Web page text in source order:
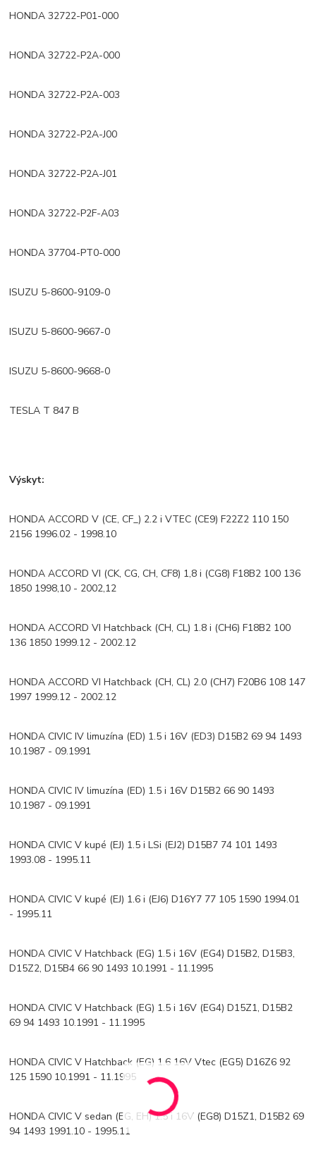
HONDA 32722-P01-000
HONDA 32722-P2A-000
HONDA 32722-P2A-003
HONDA 32722-P2A-J00
HONDA 32722-P2A-J01
HONDA 32722-P2F-A03
HONDA 37704-PT0-000
ISUZU 5-8600-9109-0
ISUZU 5-8600-9667-0
ISUZU 5-8600-9668-0
TESLA T 847 B
Výskyt:
HONDA ACCORD V (CE, CF_) 2.2 i VTEC (CE9) F22Z2 110 150
2156 1996.02 - 1998.10
HONDA ACCORD VI (CK, CG, CH, CF8) 1,8 i (CG8) F18B2 100 136
1850 1998,10 - 2002,12
HONDA ACCORD VI Hatchback (CH, CL) 1.8 i (CH6) F18B2 100
136 1850 1999.12 - 2002.12
HONDA ACCORD VI Hatchback (CH, CL) 2.0 (CH7) F20B6 108 147
1997 1999.12 - 2002.12
HONDA CIVIC IV limuzína (ED) 1.5 i 16V (ED3) D15B2 69 94 1493
10.1987 - 09.1991
HONDA CIVIC IV limuzína (ED) 1.5 i 16V D15B2 66 90 1493
10.1987 - 09.1991
HONDA CIVIC V kupé (EJ) 1.5 i LSi (EJ2) D15B7 74 101 1493
1993.08 - 1995.11
HONDA CIVIC V kupé (EJ) 1.6 i (EJ6) D16Y7 77 105 1590 1994.01
- 1995.11
HONDA CIVIC V Hatchback (EG) 1.5 i 16V (EG4) D15B2, D15B3,
D15Z2, D15B4 66 90 1493 10.1991 - 11.1995
HONDA CIVIC V Hatchback (EG) 1.5 i 16V (EG4) D15Z1, D15B2
69 94 1493 10.1991 - 11.1995
HONDA CIVIC V Hatchback (EG) 1.6 16V Vtec (EG5) D16Z6 92
125 1590 10.1991 - 11.1995
HONDA CIVIC V sedan (EG, EH) 1.5 i 16V (EG8) D15Z1, D15B2 69
94 1493 1991.10 - 1995.11